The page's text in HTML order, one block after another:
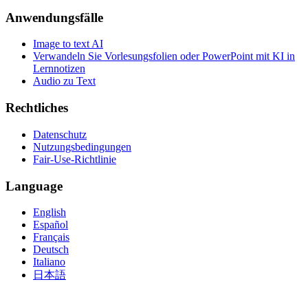
Anwendungsfälle
Image to text AI
Verwandeln Sie Vorlesungsfolien oder PowerPoint mit KI in
Lernnotizen
Audio zu Text
Rechtliches
Datenschutz
Nutzungsbedingungen
Fair-Use-Richtlinie
Language
English
Español
Français
Deutsch
Italiano
日本語